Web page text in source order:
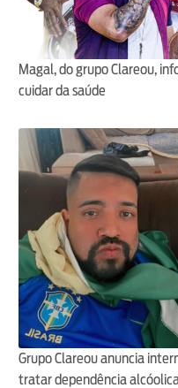
Magal, do grupo Clareou,
cuidar da saúde
Grupo Clareou anuncia
tratar dependência